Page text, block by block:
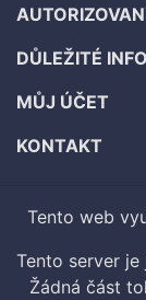
DŮLEŽITÉ
MŮJ ÚČET
KONTAKT
Tento web
Tento server
Žádná část